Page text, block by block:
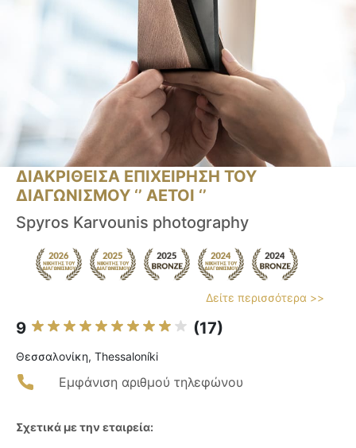
ΔΙΑΚΡΙΘΕΙΣΑ ΕΠΙΧΕΙΡΗΣΗ ΤΟΥ
ΔΙΑΓΩΝΙΣΜΟΥ ‘’ ΑΕΤΟΙ ‘’
Spyros Karvounis photography
Δείτε περισσότερα >>
9 (17)
Θεσσαλονίκη, Thessaloníki
Εμφάνιση αριθμού τηλεφώνου
Σχετικά με την εταιρεία: